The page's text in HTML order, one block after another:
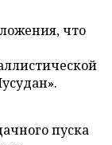
что
пуска